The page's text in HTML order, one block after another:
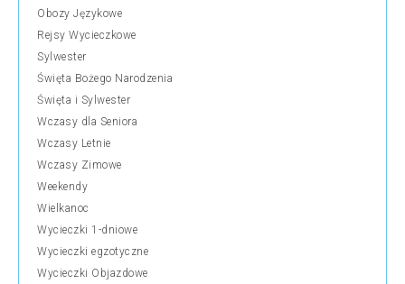
Obozy Językowe
Rejsy Wycieczkowe
Sylwester
Święta Bożego Narodzenia
Święta i Sylwester
Wczasy dla Seniora
Wczasy Letnie
Wczasy Zimowe
Weekendy
Wielkanoc
Wycieczki 1-dniowe
Wycieczki egzotyczne
Wycieczki Objazdowe